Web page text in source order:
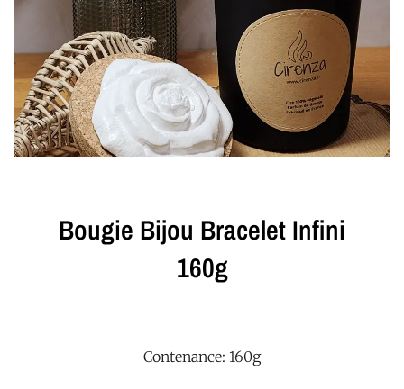
Bougie Bijou Bracelet Infini
160g
Contenance: 160g